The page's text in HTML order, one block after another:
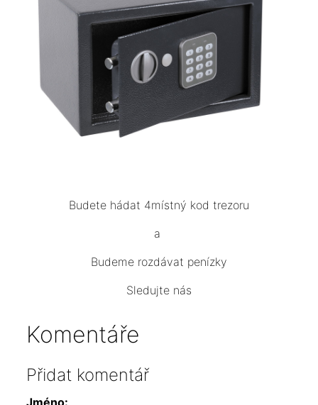
Budete hádat 4místný kod trezoru
a
Budeme rozdávat penízky
Sledujte nás
Komentáře
Přidat komentář